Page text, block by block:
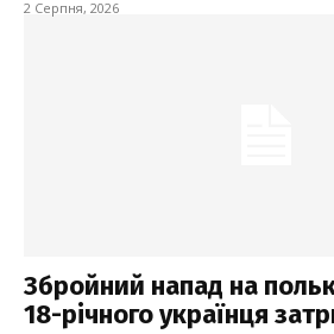
2 Серпня, 2026
Збройний напад на
18-річного українця